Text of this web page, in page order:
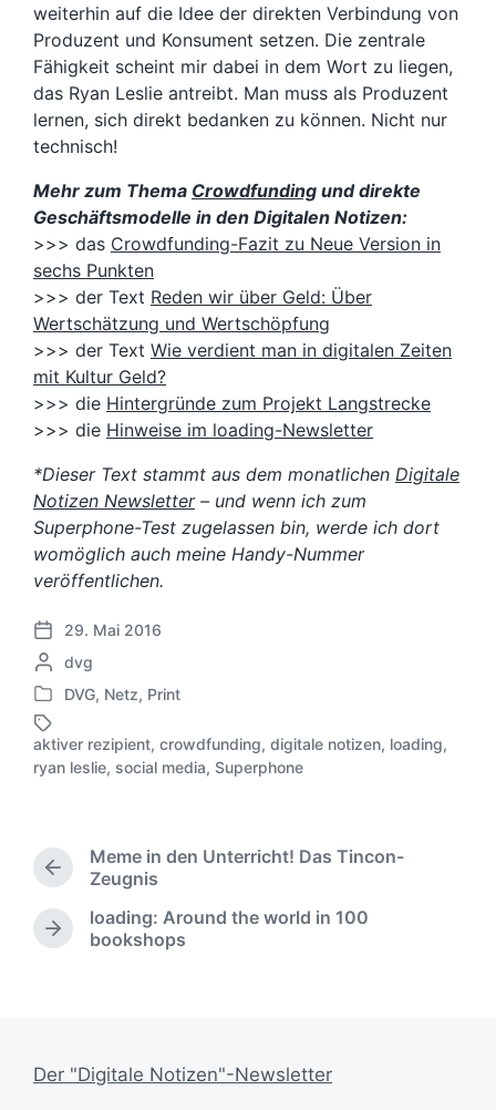
weiterhin auf die Idee der direkten Verbindung von
Produzent und Konsument setzen. Die zentrale
Fähigkeit scheint mir dabei in dem Wort zu liegen,
das Ryan Leslie antreibt. Man muss als Produzent
lernen, sich direkt bedanken zu können. Nicht nur
technisch!
Mehr zum Thema Crowdfunding und direkte
Geschäftsmodelle in den Digitalen Notizen:
>>> das Crowdfunding-Fazit zu Neue Version in
sechs Punkten
>>> der Text Reden wir über Geld: Über
Wertschätzung und Wertschöpfung
>>> der Text Wie verdient man in digitalen Zeiten
mit Kultur Geld?
>>> die Hintergründe zum Projekt Langstrecke
>>> die Hinweise im loading-Newsletter
*Dieser Text stammt aus dem monatlichen Digitale
Notizen Newsletter– und wenn ich zum
Superphone-Test zugelassen bin, werde ich dort
womöglich auch meine Handy-Nummer
veröffentlichen.
V
e
r
ö
e
i
h
u
t
29. Mai 2016
G
e
c
h
r
b
e
v
o
dvg
V
e
r
ö
n
i
DVG, Netz, Print
c
a
g
ö
r
aktiver rezipient, crowdfunding, digitale notizen, loading,
ryan leslie, social media, Superphone
V
r
h
r
Meme in den Unterricht! Das Tincon-
Zeugnis
N
e
loading: Around the world in 100
bookshops
Der "Digitale Notizen"-Newsletter